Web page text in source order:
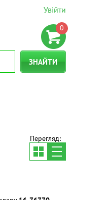
Увійти
0
ЗНАЙТИ
Перегляд: